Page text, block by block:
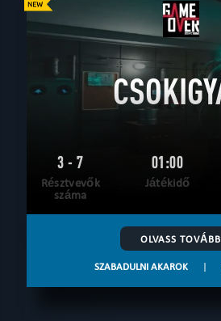
3 - 7
Résztvevők
száma
01:00
Játékidő
OLVASS TOVÁBB
SZABADULNI AKAROK |